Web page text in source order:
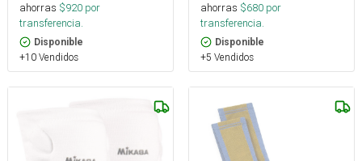
ahorras $920 por
transferencia.
Disponible
+10 Vendidos
ahorras $680 por
transferencia.
Disponible
+5 Vendidos